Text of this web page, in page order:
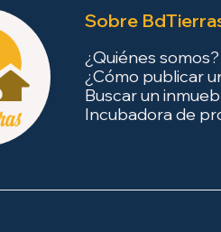
Sobre
¿Quiénes somos?
¿Cómo publicar
Buscar un
Incubadora de